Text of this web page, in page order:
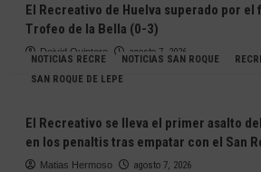
El Recreativo de Huelva superado por el
Trofeo de la Bella (0-3)
Deivid Quintero agosto 7, 2026
NOTICIAS RECRE NOTICIAS SAN ROQUE
SAN ROQUE DE LEPE
El Recreativo se lleva el primer asalto
en los penaltis tras empatar con el San
Matias Hermoso agosto 7, 2026